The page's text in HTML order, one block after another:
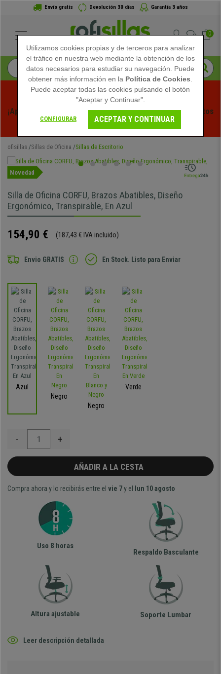
Envío gratis Devolución 30 días Garantía 3 años
0
¡Aprovecha las Rebajas de Verano en Ofisillas! Descuentos
Exclusivos por Tiempo Limitado - Ver Promo
ofisillas Sillas de Oficina Sillas de Escritorio
Novedad
Silla de Oficina CORFU, Brazos Abatibles, Diseño
Ergonómico, Transpirable, En Azul
154,90 € (187,43 € IVA incluido)
Envio GRATIS En Stock. Listo para Enviar
Azul
Negro
Negro
Verde
- +
AÑADIR A LA CESTA
Compra ahora y lo recibirás entre el vie 7y el lun 10 agosto
Uso 8 horas
Respaldo Basculante
Altura ajustable Soporte Lumbar
Leer descripción detallada
Utilizamos cookies propias y de terceros para analizar
el tráfico en nuestra web mediante la obtención de los
datos necesarios para estudiar su navegación. Puede
obtener más información en la Política de Cookies
Puede aceptar todas las cookies pulsando el botón
"Aceptar y Continuar".
CONFIGURAR ACEPTAR Y CONTINUAR